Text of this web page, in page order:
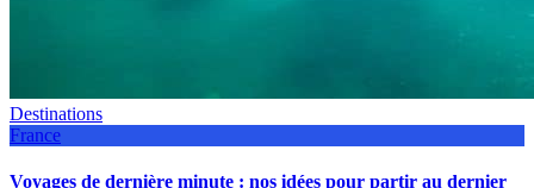
Destinations
France
Voyages de dernière minute : nos idées pour partir au dernier